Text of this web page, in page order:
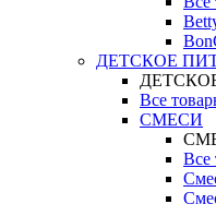
ДЕТСКОЕ
Все
СМЕСИ
Все